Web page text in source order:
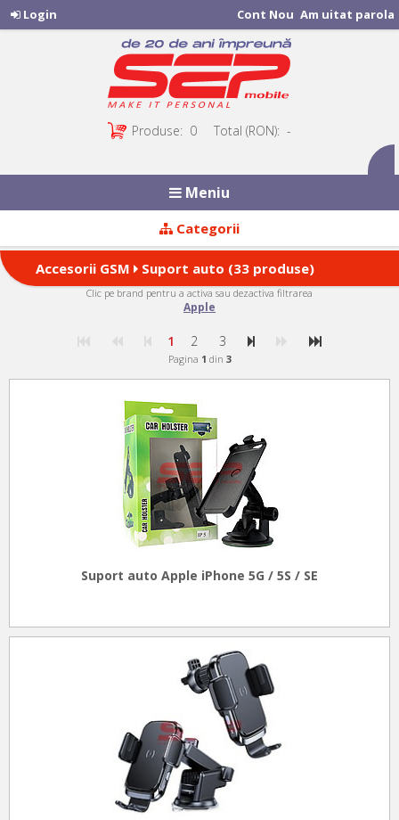
Login Cont Nou Am uitat parola
Produse: 0 Total (RON): -
Meniu
Categorii
Accesorii GSM Suport auto (33 produse)
Clic pe brand pentru a activa sau dezactiva filtrarea
Apple
1 2 3
Pagina 1 din 3
Suport auto Apple iPhone 5G / 5S / SE